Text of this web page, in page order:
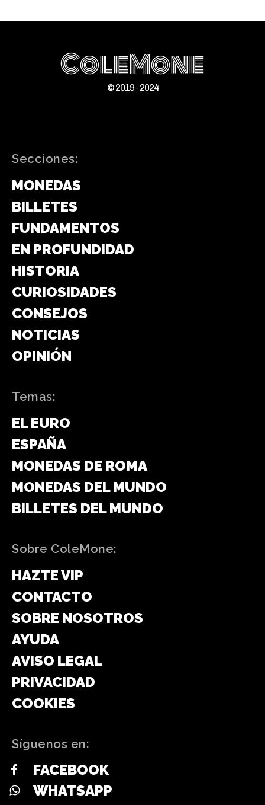
ColeMone
© 2019 - 2024
Secciones:
MONEDAS
BILLETES
FUNDAMENTOS
EN PROFUNDIDAD
HISTORIA
CURIOSIDADES
CONSEJOS
NOTICIAS
OPINIÓN
Temas:
EL EURO
ESPAÑA
MONEDAS DE ROMA
MONEDAS DEL MUNDO
BILLETES DEL MUNDO
Sobre ColeMone:
HAZTE VIP
CONTACTO
SOBRE NOSOTROS
AYUDA
AVISO LEGAL
PRIVACIDAD
COOKIES
Síguenos en:
FACEBOOK
WHATSAPP